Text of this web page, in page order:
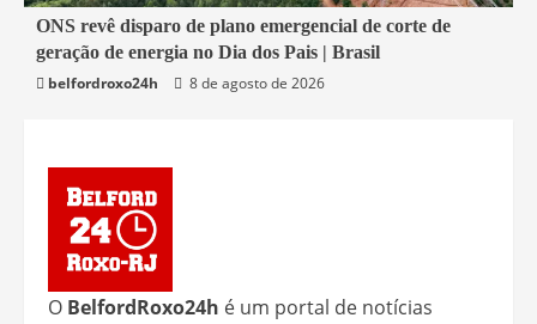
2 min read
Economia
ONS revê disparo de plano emergencial de corte de
geração de energia no Dia dos Pais | Brasil
belfordroxo24h
8 de agosto de 2026
O BelfordRoxo24h é um portal de notícias